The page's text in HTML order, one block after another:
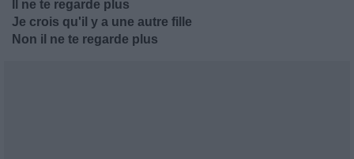
Il ne te regarde plus
Je crois qu'il y a une autre fille
Non il ne te regarde plus